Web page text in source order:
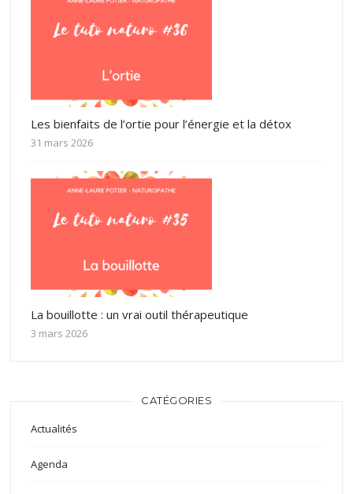
Les bienfaits de l’ortie pour l’énergie et la détox
31 mars 2026
La bouillotte : un vrai outil thérapeutique
3 mars 2026
CATÉGORIES
Actualités
Agenda